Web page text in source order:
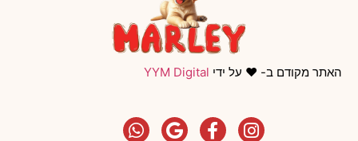
האתר מקודם ב- ❤️ על ידי YYM Digital